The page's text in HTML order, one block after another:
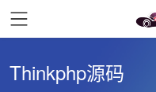
Thinkphp源码